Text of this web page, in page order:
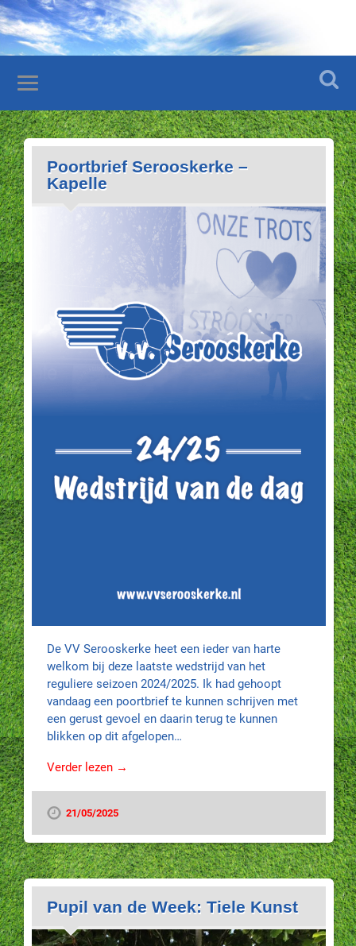
Poortbrief Serooskerke –
Kapelle
De VV Serooskerke heet een ieder van harte
welkom bij deze laatste wedstrijd van het
reguliere seizoen 2024/2025. Ik had gehoopt
vandaag een poortbrief te kunnen schrijven met
een gerust gevoel en daarin terug te kunnen
blikken op dit afgelopen…
Verder lezen →
21/05/2025
Pupil van de Week: Tiele Kunst